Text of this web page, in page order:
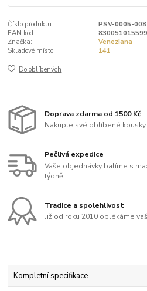
Číslo produktu:
PSV-0005-008
EAN kód:
Značka:
Veneziana
Skladové místo:
141
Do oblíbených
Doprava zdarma od 1500 Kč
Nakupte své oblíbené
Pečlivá expedice
Vaše objednávky balíme s
týdně.
Tradice a spolehlivost
Již od roku 2010 oblékáme
Kompletní specifikace